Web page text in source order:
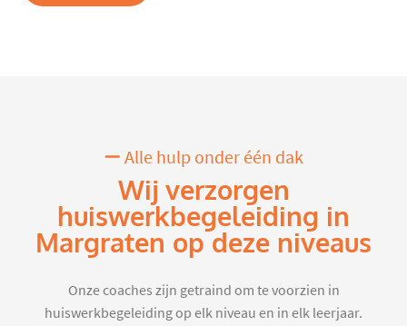
Alle hulp onder één dak
Wij verzorgen
huiswerkbegeleiding in
Margraten op deze niveaus
Onze coaches zijn getraind om te voorzien in
huiswerkbegeleiding op elk niveau en in elk leerjaar.